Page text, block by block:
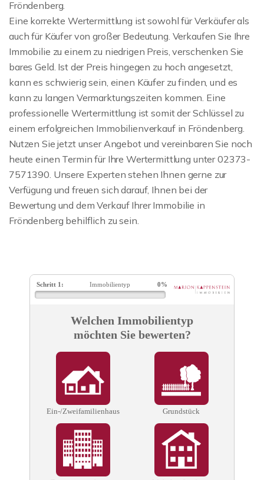
Fröndenberg.
Eine korrekte Wertermittlung ist sowohl für Verkäufer als
auch für Käufer von großer Bedeutung. Verkaufen Sie Ihre
Immobilie zu einem zu niedrigen Preis, verschenken Sie
bares Geld. Ist der Preis hingegen zu hoch angesetzt,
kann es schwierig sein, einen Käufer zu finden, und es
kann zu langen Vermarktungszeiten kommen. Eine
professionelle Wertermittlung ist somit der Schlüssel zu
einem erfolgreichen Immobilienverkauf in Fröndenberg.
Nutzen Sie jetzt unser Angebot und vereinbaren Sie noch
heute einen Termin für Ihre Wertermittlung unter 02373-
7571390. Unsere Experten stehen Ihnen gerne zur
Verfügung und freuen sich darauf, Ihnen bei der
Bewertung und dem Verkauf Ihrer Immobilie in
Fröndenberg behilflich zu sein.